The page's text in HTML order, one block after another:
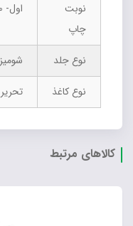
نوبت
چاپ
اول- 1390
نوع جلد
شومیز
نوع کاغذ
تحریر
کالاهای مرتبط